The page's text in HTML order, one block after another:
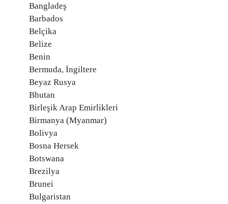
Bangladeş
Barbados
Belçika
Belize
Benin
Bermuda, İngiltere
Beyaz Rusya
Bhutan
Birleşik Arap Emirlikleri
Birmanya (Myanmar)
Bolivya
Bosna Hersek
Botswana
Brezilya
Brunei
Bulgaristan